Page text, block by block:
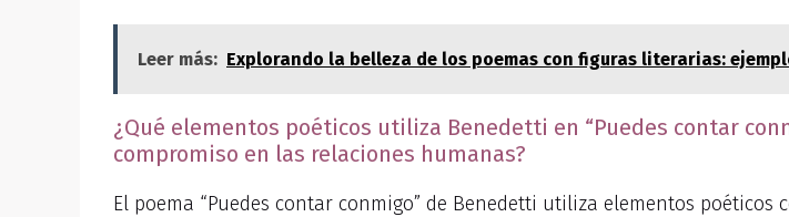
Leer más: Explorando la belleza de los poemas con figuras literarias:
¿Qué elementos poéticos utiliza Benedetti en “Puedes contar
compromiso en las relaciones humanas?
El poema “Puedes contar conmigo” de Benedetti utiliza elementos poéticos